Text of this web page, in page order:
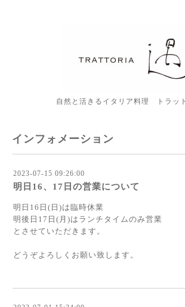
自然と活きるイタリア料理 トラッ
インフォメーション
2023-07-15 09:26:00
明日16、17日の営業について
明日16日(日)は臨時休業
明後日17日(月)はランチタイムのみ営業
とさせていただきます。
どうぞよろしくお願い致します。